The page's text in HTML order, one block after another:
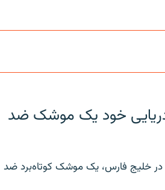
دریایی خود یک موشک ضد
در خلیج فارس، یک موشک کوتاه‌برد ضد